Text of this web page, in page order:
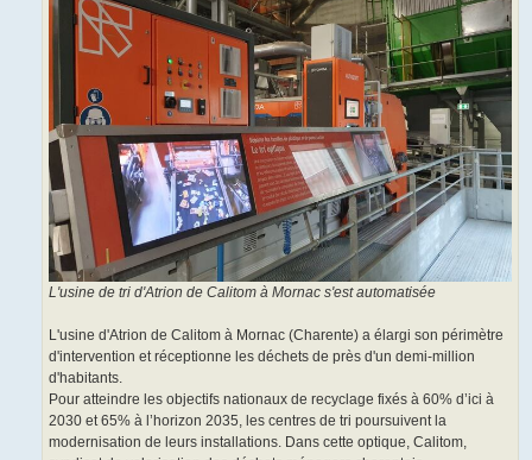
L'usine de tri d'Atrion de Calitom à Mornac s'est automatisée
L'usine d'Atrion de Calitom à Mornac (Charente) a élargi son périmètre
d'intervention et réceptionne les déchets de près d'un demi-million
d'habitants.
Pour atteindre les objectifs nationaux de recyclage fixés à 60% d’ici à
2030 et 65% à l’horizon 2035, les centres de tri poursuivent la
modernisation de leurs installations. Dans cette optique, Calitom,